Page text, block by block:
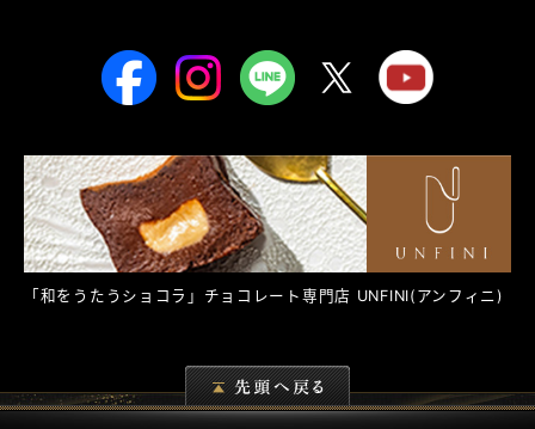
「和をうたうショコラ」チョコレート専門店 UNFINI(アンフィニ)